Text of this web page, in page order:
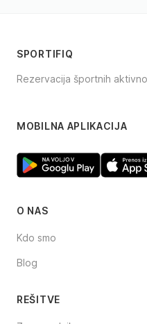
SPORTIFIQ
Rezervacija športnih
MOBILNA APLIKACIJA
O NAS
Kdo smo
Blog
REŠITVE